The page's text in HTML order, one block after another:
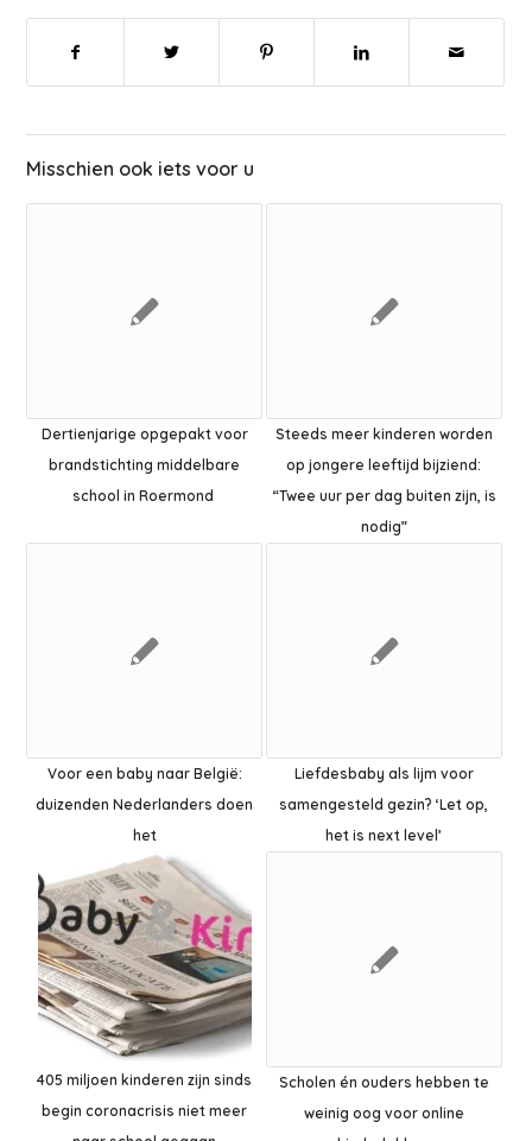
Misschien ook iets voor u
Dertienjarige opgepakt voor
brandstichting middelbare
school in Roermond
Steeds meer kinderen worden
op jongere leeftijd bijziend:
“Twee uur per dag buiten zijn, is
nodig”
Voor een baby naar België:
duizenden Nederlanders doen
het
Liefdesbaby als lijm voor
samengesteld gezin? ‘Let op,
het is next level’
405 miljoen kinderen zijn sinds
begin coronacrisis niet meer
Scholen én ouders hebben te
weinig oog voor online